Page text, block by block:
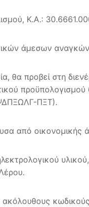
Κ.Α.:
άμεσων
θα προβεί στη
ΠΞΤ).
από